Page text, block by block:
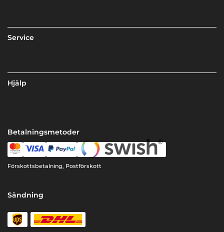
Service
Hjälp
Betalningsmetoder
Förskottsbetalning, Postförskott
Sändning